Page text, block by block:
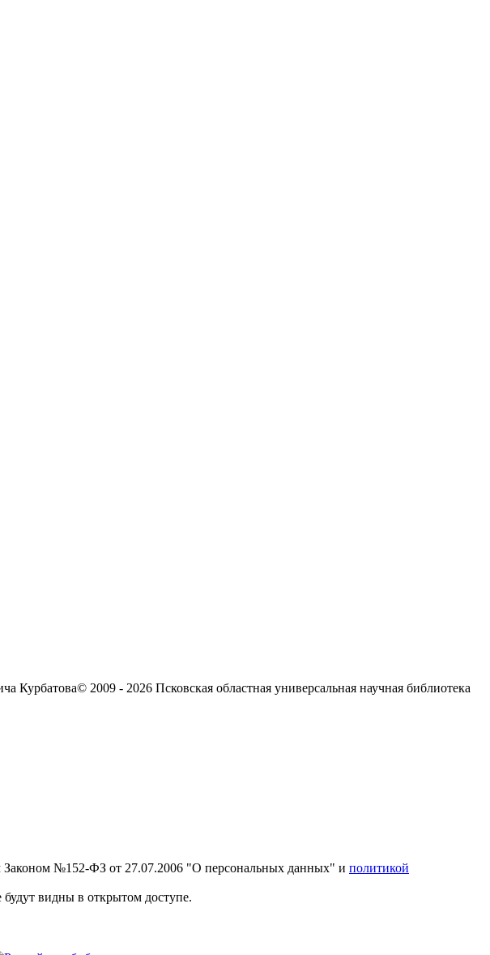
Курбатова© 2009 - 2026 Псковская областная универсальная научная библиотека
Законом №152-ФЗ от 27.07.2006 "О персональных данных" и политикой
видны в открытом доступе.